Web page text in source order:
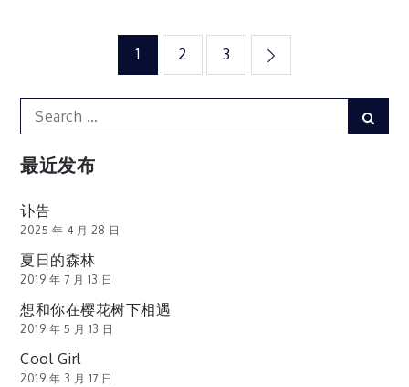
章
分
页
1 2 3
Search
for:
最近发布
讣告
2025 年 4 月 28 日
夏日的森林
2019 年 7 月 13 日
想和你在樱花树下相遇
2019 年 5 月 13 日
Cool Girl
2019 年 3 月 17 日